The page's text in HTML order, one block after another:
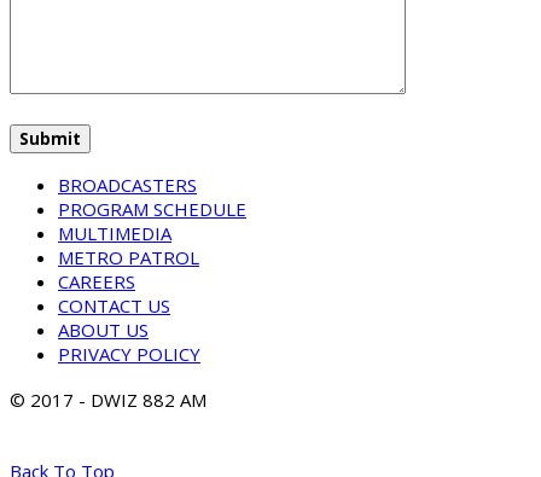
BROADCASTERS
PROGRAM SCHEDULE
MULTIMEDIA
METRO PATROL
CAREERS
CONTACT US
ABOUT US
PRIVACY POLICY
© 2017 - DWIZ 882 AM
Back To Top